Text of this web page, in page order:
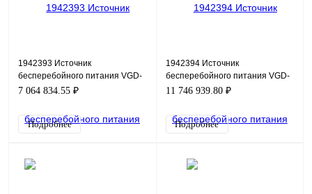
1942393 Источник
бесперебойного питания VGD-
II-800M33HP
7 064 834.55 ₽
Подробнее
1942394 Источник
бесперебойного питания VGD-
II-1000M33HP
11 746 939.80 ₽
Подробнее